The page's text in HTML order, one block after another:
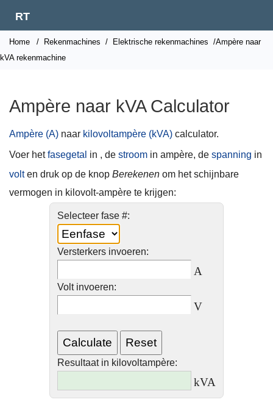
RT
Home / Rekenmachines / Elektrische rekenmachines /Ampère naar
kVA rekenmachine
Ampère naar kVA Calculator
Ampère (A) naar kilovoltampère (kVA) calculator.
Voer hetfasegetal in , de stroom in ampère, de spanning in
volten druk op de knop Berekenen om het schijnbare
vermogen in kilovolt-ampère te krijgen:
Selecteer fase #:
Versterkers invoeren:
A
Volt invoeren:
V
Resultaat in kilovoltampère:
kVA